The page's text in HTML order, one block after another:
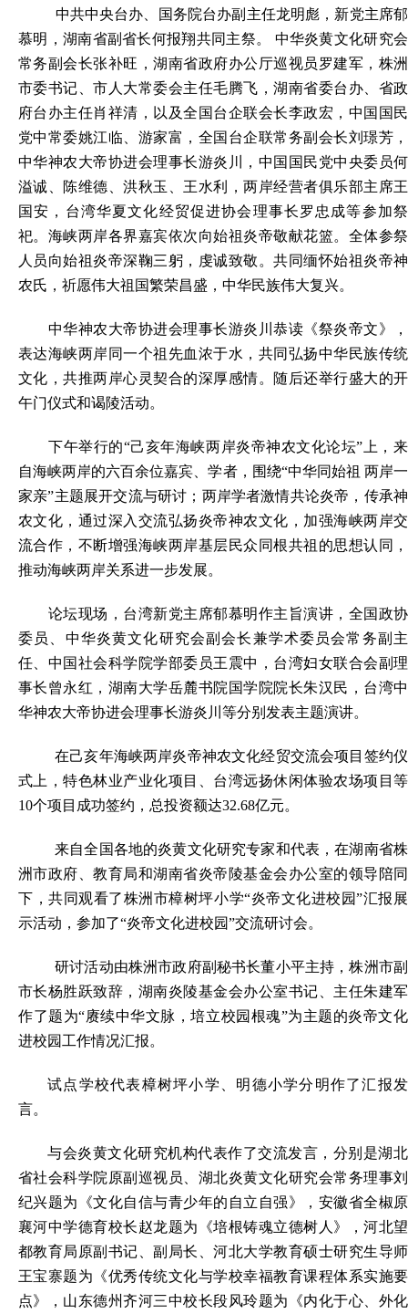
中共中央台办、国务院台办副主任龙明彪，新党主席郁
慕明，湖南省副省长何报翔共同主祭。 中华炎黄文化研究会
常务副会长张补旺，湖南省政府办公厅巡视员罗建军，株洲
市委书记、市人大常委会主任毛腾飞，湖南省委台办、省政
府台办主任肖祥清，以及全国台企联会长李政宏，中国国民
党中常委姚江临、游家富，全国台企联常务副会长刘璟芳，
中华神农大帝协进会理事长游炎川，中国国民党中央委员何
溢诚、陈维德、洪秋玉、王水利，两岸经营者俱乐部主席王
国安，台湾华夏文化经贸促进协会理事长罗忠成等参加祭
祀。海峡两岸各界嘉宾依次向始祖炎帝敬献花篮。全体参祭
人员向始祖炎帝深鞠三躬，虔诚致敬。共同缅怀始祖炎帝神
农氏，祈愿伟大祖国繁荣昌盛，中华民族伟大复兴。
中华神农大帝协进会理事长游炎川恭读《祭炎帝文》，
表达海峡两岸同一个祖先血浓于水，共同弘扬中华民族传统
文化，共推两岸心灵契合的深厚感情。随后还举行盛大的开
午门仪式和谒陵活动。
下午举行的“己亥年海峡两岸炎帝神农文化论坛”上，来
自海峡两岸的六百余位嘉宾、学者，围绕“中华同始祖 两岸一
家亲”主题展开交流与研讨；两岸学者激情共论炎帝，传承神
农文化，通过深入交流弘扬炎帝神农文化，加强海峡两岸交
流合作，不断增强海峡两岸基层民众同根共祖的思想认同，
推动海峡两岸关系进一步发展。
论坛现场，台湾新党主席郁慕明作主旨演讲，全国政协
委员、中华炎黄文化研究会副会长兼学术委员会常务副主
任、中国社会科学院学部委员王震中，台湾妇女联合会副理
事长曾永红，湖南大学岳麓书院国学院院长朱汉民，台湾中
华神农大帝协进会理事长游炎川等分别发表主题演讲。
在己亥年海峡两岸炎帝神农文化经贸交流会项目签约仪
式上，特色林业产业化项目、台湾远扬休闲体验农场项目等
10个项目成功签约，总投资额达32.68亿元。
来自全国各地的炎黄文化研究专家和代表，在湖南省株
洲市政府、教育局和湖南省炎帝陵基金会办公室的领导陪同
下，共同观看了株洲市樟树坪小学“炎帝文化进校园”汇报展
示活动，参加了“炎帝文化进校园”交流研讨会。
研讨活动由株洲市政府副秘书长董小平主持，株洲市副
市长杨胜跃致辞，湖南炎陵基金会办公室书记、主任朱建军
作了题为“赓续中华文脉，培立校园根魂”为主题的炎帝文化
进校园工作情况汇报。
试点学校代表樟树坪小学、明德小学分明作了汇报发
言。
与会炎黄文化研究机构代表作了交流发言，分别是湖北
省社会科学院原副巡视员、湖北炎黄文化研究会常务理事刘
纪兴题为《文化自信与青少年的自立自强》，安徽省全椒原
襄河中学德育校长赵龙题为《培根铸魂立德树人》，河北望
都教育局原副书记、副局长、河北大学教育硕士研究生导师
王宝寨题为《优秀传统文化与学校幸福教育课程体系实施要
点》，山东德州齐河三中校长段风玲题为《内化于心、外化